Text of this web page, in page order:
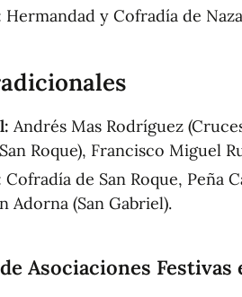
Hermandad y Cofradía de
Andrés Mas Rodríguez
Roque), Francisco Miguel
Cofradía de San Roque, Peña
Adorna (San Gabriel).
Asociaciones